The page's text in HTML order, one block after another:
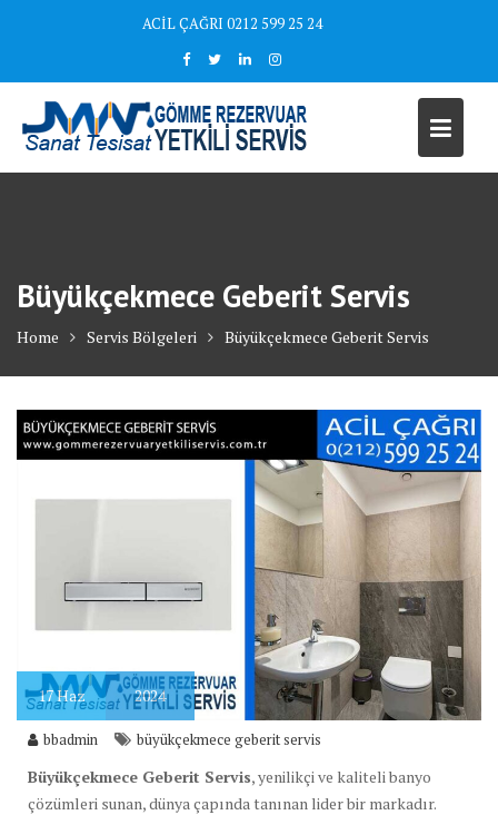
ACİL ÇAĞRI 0212 599 25 24
Büyükçekmece Geberit Servis
Home Servis Bölgeleri Büyükçekmece Geberit Servis
17Haz 2024
bbadmin büyükçekmece geberit servis
Büyükçekmece Geberit Servis, yenilikçi ve kaliteli banyo
çözümleri sunan, dünya çapında tanınan lider bir markadır.